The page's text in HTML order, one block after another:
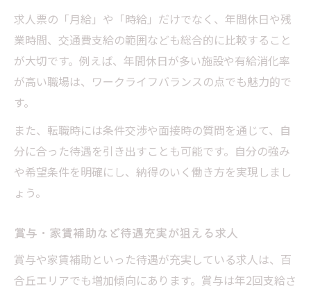
求人票の「月給」や「時給」だけでなく、年間休日や残
業時間、交通費支給の範囲なども総合的に比較すること
が大切です。例えば、年間休日が多い施設や有給消化率
が高い職場は、ワークライフバランスの点でも魅力的で
す。
また、転職時には条件交渉や面接時の質問を通じて、自
分に合った待遇を引き出すことも可能です。自分の強み
や希望条件を明確にし、納得のいく働き方を実現しまし
ょう。
賞与・家賃補助など待遇充実が狙える求人
賞与や家賃補助といった待遇が充実している求人は、百
合丘エリアでも増加傾向にあります。賞与は年2回支給さ